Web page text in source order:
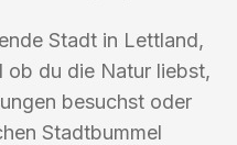
Stadt in Lettland,
ob du die Natur liebst,
besuchst oder
Stadtbummel